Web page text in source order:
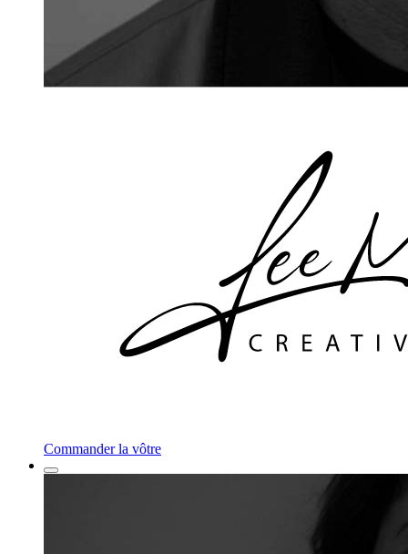
Commander la vôtre